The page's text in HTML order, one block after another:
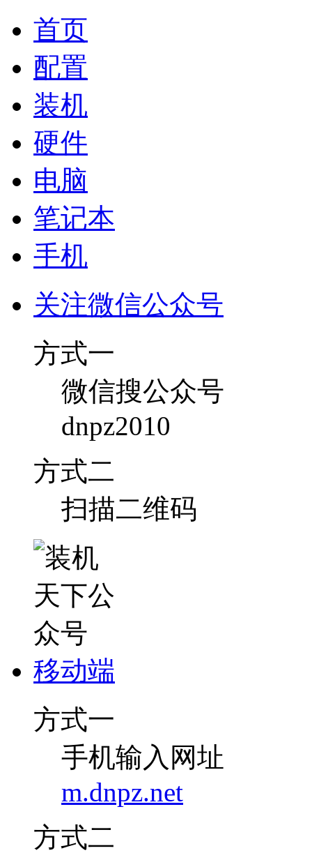
首页
配置
装机
硬件
电脑
笔记本
手机
关注微信公众号
方式一
微信搜公众号
dnpz2010
方式二
扫描二维码
移动端
方式一
手机输入网址
m.dnpz.net
方式二